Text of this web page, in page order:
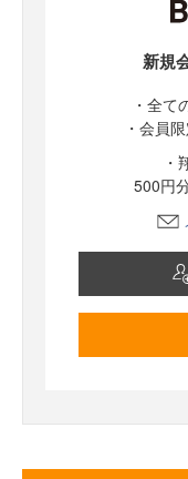
新規
・全て
・会員
・
500円